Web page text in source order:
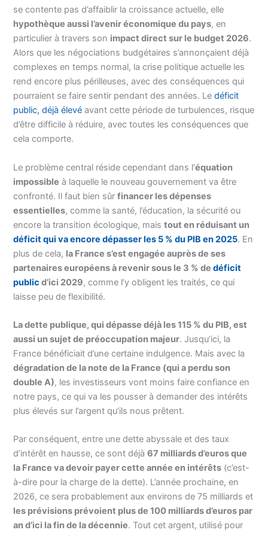
se contente pas d’affaiblir la croissance actuelle, elle
hypothèque aussi l’avenir économique du pays, en
particulier à travers son impact direct sur le budget 2026.
Alors que les négociations budgétaires s’annonçaient déjà
complexes en temps normal, la crise politique actuelle les
rend encore plus périlleuses, avec des conséquences qui
pourraient se faire sentir pendant des années. Ledéficit
public, déjà élevé avant cette période de turbulences, risque
d’être difficile à réduire, avec toutes les conséquences que
cela comporte.
Le problème central réside cependant dans l’équation
impossible à laquelle le nouveau gouvernement va être
confronté. Il faut bien sûrfinancer les dépenses
essentielles, comme la santé, l’éducation, la sécurité ou
encore la transition écologique, maistout en réduisant un
déficit qui va encore dépasser les 5 % du PIB en 2025. En
plus de cela, la France s’est engagée auprès de ses
partenaires européens à revenir sous le 3 % dedéficit
public d’ici 2029, comme l’y obligent les traités, ce qui
laisse peu de flexibilité.
La dette publique, qui dépasse déjà les 115 % du PIB, est
aussi un sujet de préoccupation majeur. Jusqu’ici, la
France bénéficiait d’une certaine indulgence. Mais avec la
dégradation de la note de la France (qui a perdu son
double A), les investisseurs vont moins faire confiance en
notre pays, ce qui va les pousser à demander des intérêts
plus élevés sur l’argent qu’ils nous prêtent.
Par conséquent, entre une dette abyssale et des taux
d’intérêt en hausse, ce sont déjà67 milliards d’euros que
la France va devoir payer cette année en intérêts (c’est-
à-dire pour la charge de la dette). L’année prochaine, en
2026, ce sera probablement aux environs de 75 milliards et
les prévisions prévoient plus de 100 milliards d’euros par
an d’ici la fin de la décennie. Tout cet argent, utilisé pour